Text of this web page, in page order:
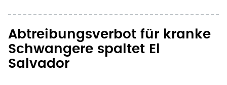
Abtreibungsverbot für kranke
Schwangere spaltet El
Salvador